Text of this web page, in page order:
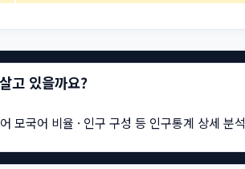
고 있을까요?
모국어 비율 · 인구 구성 등 인구통계 상세 분석